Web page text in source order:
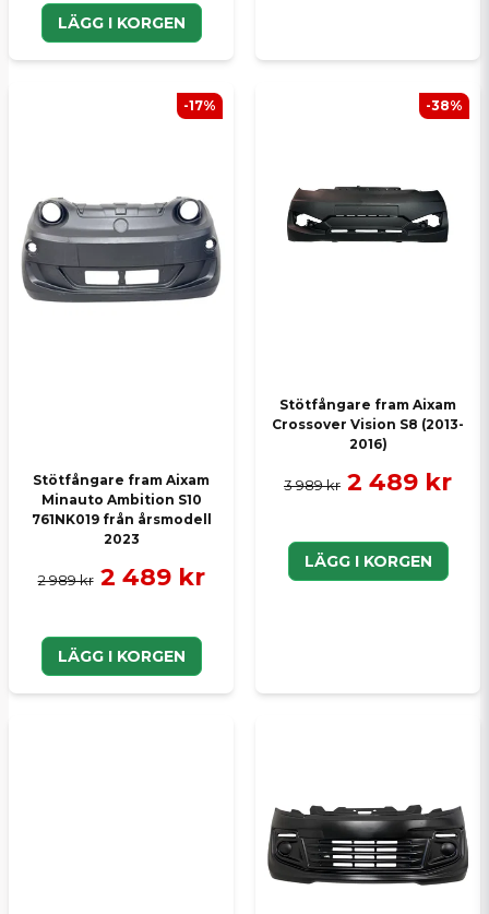
LÄGG I KORGEN
Stötfångare fram Aixam
Minauto Ambition S10
761NK019 från årsmodell
2023
2 989 kr 2 489 kr
LÄGG I KORGEN
-17%
Stötfångare fram Aixam
Crossover Vision S8 (2013-
2016)
3 989 kr 2 489 kr
LÄGG I KORGEN
-38%